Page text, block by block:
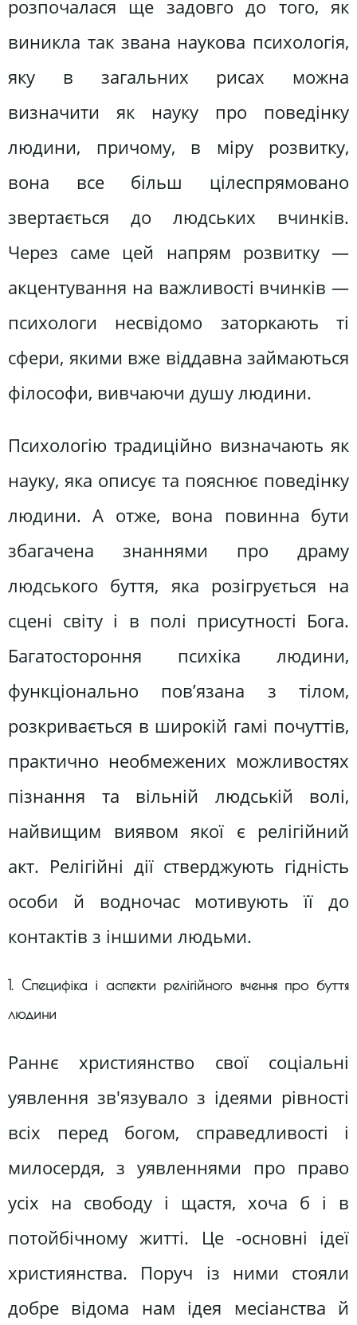
розпочалася ще задовго до того, як
виникла так звана наукова психологія,
яку в загальних рисах можна
визначити як науку про поведінку
людини, причому, в міру розвитку,
вона все більш цілеспрямовано
звертається до людських вчинків.
Через саме цей напрям розвитку —
акцентування на важливості вчинків —
психологи несвідомо заторкають ті
сфери, якими вже віддавна займаються
філософи, вивчаючи душу людини.
Психологію традиційно визначають як
науку, яка описує та пояснює поведінку
людини. А отже, вона повинна бути
збагачена знаннями про драму
людського буття, яка розігрується на
сцені світу і в полі присутності Бога.
Багатостороння психіка людини,
функціонально пов’язана з тілом,
розкривається в широкій гамі почуттів,
практично необмежених можливостях
пізнання та вільній людській волі,
найвищим виявом якої є релігійний
акт. Релігійні дії стверджують гідність
особи й водночас мотивують її до
контактів з іншими людьми.
1. Специфіка і аспекти релігійного вчення про буття
людини
Раннє християнство свої соціальні
уявлення зв'язувало з ідеями рівності
всіх перед богом, справедливості і
милосердя, з уявленнями про право
усіх на свободу і щастя, хоча б і в
потойбічному житті. Це -основні ідеї
християнства. Поруч із ними стояли
добре відома нам ідея месіанства й